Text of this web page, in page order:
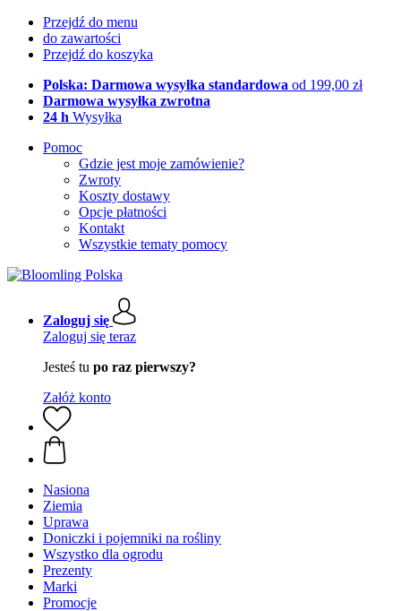
Przejdź do menu
do zawartości
Przejdź do koszyka
Polska: Darmowa wysyłka standardowa od 199,00 zł
Darmowa wysyłka zwrotna
24 h Wysyłka
Pomoc
Gdzie jest moje zamówienie?
Zwroty
Koszty dostawy
Opcje płatności
Kontakt
Wszystkie tematy pomocy
Zaloguj się
Zaloguj się teraz
Jesteś tu po raz pierwszy?
Załóż konto
Nasiona
Ziemia
Uprawa
Doniczki i pojemniki na rośliny
Wszystko dla ogrodu
Prezenty
Marki
Promocje